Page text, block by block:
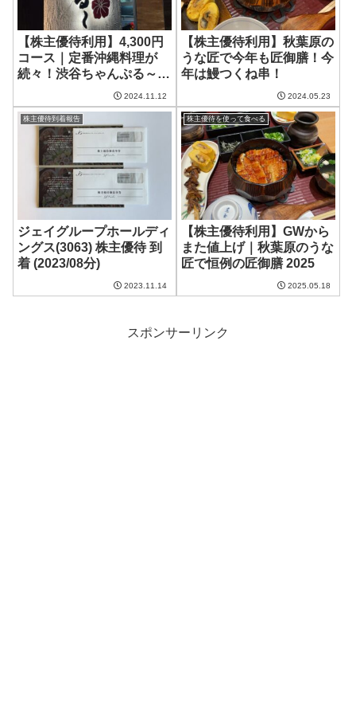
【株主優待利用】4,300円
コース｜定番沖縄料理が
続々！渋谷ちゃんぷる～で
2024.11.12
【株主優待利用】秋葉原の
うな匠で今年も匠御膳！今
年は鰻つくね串！
2024.05.23
株主優待到着報告
ジェイグループホールディ
ングス(3063) 株主優待 到
着 (2023/08分)
2023.11.14
株主優待を使って食べる
【株主優待利用】GWから
また値上げ｜秋葉原のうな
匠で恒例の匠御膳 2025
2025.05.18
スポンサーリンク